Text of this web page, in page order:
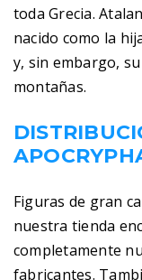
toda Grecia.
nacido como la
y, sin embargo,
montañas.
Figuras de gran
nuestra tienda
completamente
fabricantes.